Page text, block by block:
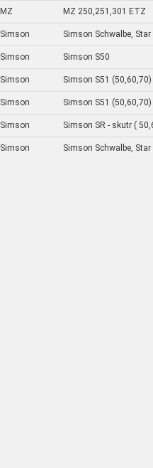
MZ MZ 250,251,301 ETZ
Simson Simson Schwalbe, Star
Simson Simson S50
Simson Simson S51 (50,60,70)
Simson Simson S51 (50,60,70)
Simson Simson SR - skutr (
Simson Simson Schwalbe, Star